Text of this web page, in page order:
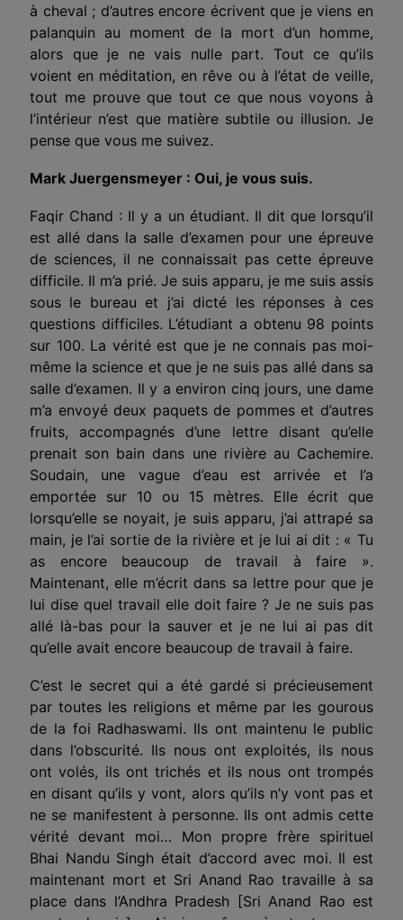
à cheval ; d’autres encore écrivent que je viens en
palanquin au moment de la mort d’un homme,
alors que je ne vais nulle part. Tout ce qu’ils
voient en méditation, en rêve ou à l’état de veille,
tout me prouve que tout ce que nous voyons à
l’intérieur n’est que matière subtile ou illusion. Je
pense que vous me suivez.
Mark Juergensmeyer : Oui, je vous suis.
Faqir Chand : Il y a un étudiant. Il dit que lorsqu’il
est allé dans la salle d’examen pour une épreuve
de sciences, il ne connaissait pas cette épreuve
difficile. Il m’a prié. Je suis apparu, je me suis assis
sous le bureau et j’ai dicté les réponses à ces
questions difficiles. L’étudiant a obtenu 98 points
sur 100. La vérité est que je ne connais pas moi-
même la science et que je ne suis pas allé dans sa
salle d’examen. Il y a environ cinq jours, une dame
m’a envoyé deux paquets de pommes et d’autres
fruits, accompagnés d’une lettre disant qu’elle
prenait son bain dans une rivière au Cachemire.
Soudain, une vague d’eau est arrivée et l’a
emportée sur 10 ou 15 mètres. Elle écrit que
lorsqu’elle se noyait, je suis apparu, j’ai attrapé sa
main, je l’ai sortie de la rivière et je lui ai dit : « Tu
as encore beaucoup de travail à faire ».
Maintenant, elle m’écrit dans sa lettre pour que je
lui dise quel travail elle doit faire ? Je ne suis pas
allé là-bas pour la sauver et je ne lui ai pas dit
qu’elle avait encore beaucoup de travail à faire.
C’est le secret qui a été gardé si précieusement
par toutes les religions et même par les gourous
de la foi Radhaswami. Ils ont maintenu le public
dans l’obscurité. Ils nous ont exploités, ils nous
ont volés, ils ont trichés et ils nous ont trompés
en disant qu’ils y vont, alors qu’ils n’y vont pas et
ne se manifestent à personne. Ils ont admis cette
vérité devant moi… Mon propre frère spirituel
Bhai Nandu Singh était d’accord avec moi. Il est
maintenant mort et Sri Anand Rao travaille à sa
place dans l’Andhra Pradesh [Sri Anand Rao est